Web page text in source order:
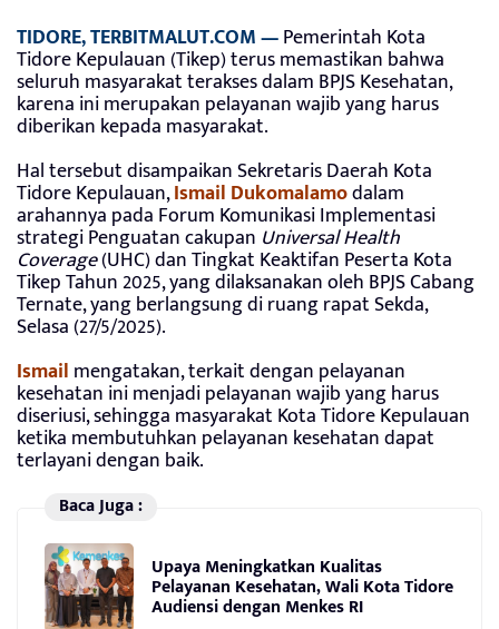
TIDORE, TERBITMALUT.COM —Pemerintah Kota
Tidore Kepulauan (Tikep) terus memastikan bahwa
seluruh masyarakat terakses dalam BPJS Kesehatan,
karena ini merupakan pelayanan wajib yang harus
diberikan kepada masyarakat.
Hal tersebut disampaikan Sekretaris Daerah Kota
Tidore Kepulauan,Ismail Dukomalamodalam
arahannya pada Forum Komunikasi Implementasi
strategi Penguatan cakupan Universal Health
Coverage(UHC) dan Tingkat Keaktifan Peserta Kota
Tikep Tahun 2025, yang dilaksanakan oleh BPJS Cabang
Ternate, yang berlangsung di ruang rapat Sekda,
Selasa (27/5/2025).
Ismail mengatakan, terkait dengan pelayanan
kesehatan ini menjadi pelayanan wajib yang harus
diseriusi, sehingga masyarakat Kota Tidore Kepulauan
ketika membutuhkan pelayanan kesehatan dapat
terlayani dengan baik.
Baca Juga :
Upaya Meningkatkan Kualitas
Pelayanan Kesehatan, Wali Kota Tidore
Audiensi dengan Menkes RI